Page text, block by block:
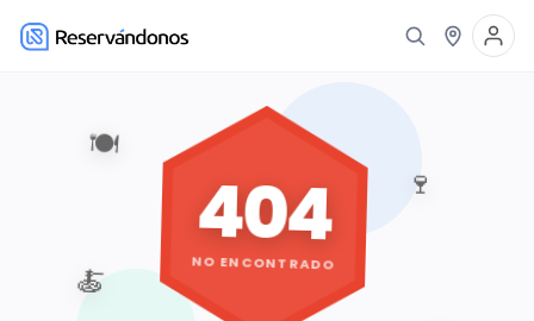
🍽️
🍷
🍝
404
NO ENCONTRADO